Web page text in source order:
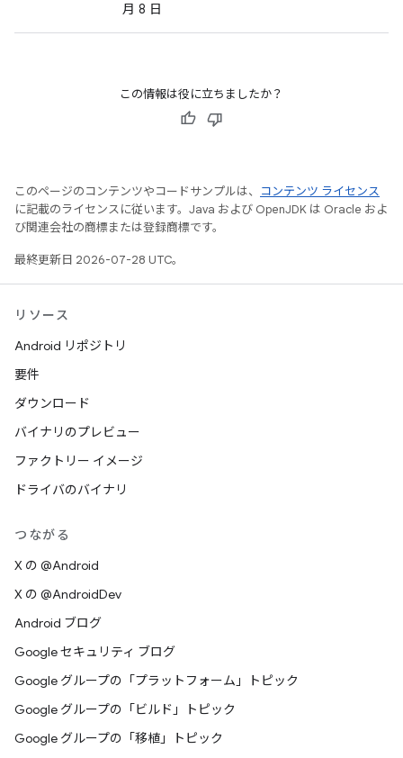
月 8 日
この情報は役に立ちましたか？
このページのコンテンツやコードサンプルは、
コンテンツ ライセンス
に記載のライセンスに従います。Java および OpenJDK は Oracle およ
び関連会社の商標または登録商標です。
最終更新日 2026-07-28 UTC。
リソース
Android リポジトリ
要件
ダウンロード
バイナリのプレビュー
ファクトリー イメージ
ドライバのバイナリ
つながる
X の @Android
X の @AndroidDev
Android ブログ
Google セキュリティ ブログ
Google グループの「プラットフォーム」トピック
Google グループの「ビルド」トピック
Google グループの「移植」トピック